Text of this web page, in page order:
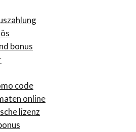
bonus
code
online
lizenz